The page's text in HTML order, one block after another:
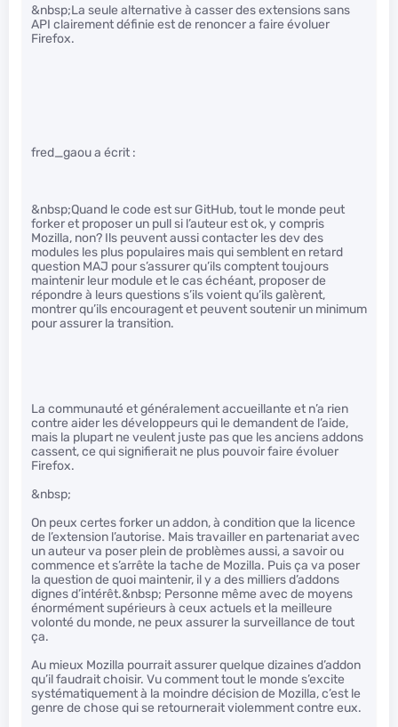
&nbsp;La seule alternative à casser des extensions sans
API clairement définie est de renoncer a faire évoluer
Firefox.
fred_gaou a écrit :
&nbsp;Quand le code est sur GitHub, tout le monde peut
forker et proposer un pull si l’auteur est ok, y compris
Mozilla, non? Ils peuvent aussi contacter les dev des
modules les plus populaires mais qui semblent en retard
question MAJ pour s’assurer qu’ils comptent toujours
maintenir leur module et le cas échéant, proposer de
répondre à leurs questions s’ils voient qu’ils galèrent,
montrer qu’ils encouragent et peuvent soutenir un minimum
pour assurer la transition.
La communauté et généralement accueillante et n’a rien
contre aider les développeurs qui le demandent de l’aide,
mais la plupart ne veulent juste pas que les anciens addons
cassent, ce qui signifierait ne plus pouvoir faire évoluer
Firefox.
&nbsp;
On peux certes forker un addon, à condition que la licence
de l’extension l’autorise. Mais travailler en partenariat avec
un auteur va poser plein de problèmes aussi, a savoir ou
commence et s’arrête la tache de Mozilla. Puis ça va poser
la question de quoi maintenir, il y a des milliers d’addons
dignes d’intérêt.&nbsp; Personne même avec de moyens
énormément supérieurs à ceux actuels et la meilleure
volonté du monde, ne peux assurer la surveillance de tout
ça.
Au mieux Mozilla pourrait assurer quelque dizaines d’addon
qu’il faudrait choisir. Vu comment tout le monde s’excite
systématiquement à la moindre décision de Mozilla, c’est le
genre de chose qui se retournerait violemment contre eux.